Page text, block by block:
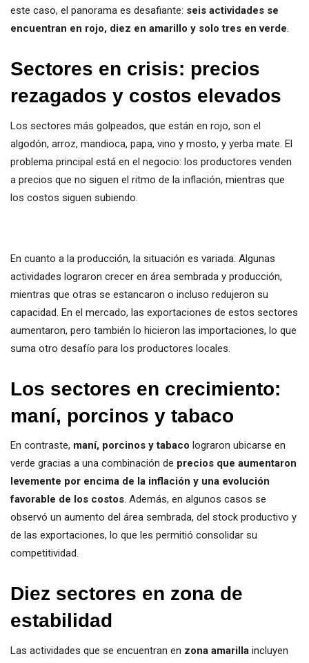
este caso, el panorama es desafiante: seis actividades se
encuentran en rojo, diez en amarillo y solo tres en verde.
Sectores en crisis: precios
rezagados y costos elevados
Los sectores más golpeados, que están en rojo, son el
algodón, arroz, mandioca, papa, vino y mosto, y yerba mate. El
problema principal está en el negocio: los productores venden
a precios que no siguen el ritmo de la inflación, mientras que
los costos siguen subiendo.
En cuanto a la producción, la situación es variada. Algunas
actividades lograron crecer en área sembrada y producción,
mientras que otras se estancaron o incluso redujeron su
capacidad. En el mercado, las exportaciones de estos sectores
aumentaron, pero también lo hicieron las importaciones, lo que
suma otro desafío para los productores locales.
Los sectores en crecimiento:
maní, porcinos y tabaco
En contraste, maní, porcinos y tabaco lograron ubicarse en
verde gracias a una combinación de precios que aumentaron
levemente por encima de la inflación y una evolución
favorable de los costos. Además, en algunos casos se
observó un aumento del área sembrada, del stock productivo y
de las exportaciones, lo que les permitió consolidar su
competitividad.
Diez sectores en zona de
estabilidad
Las actividades que se encuentran en zona amarilla incluyen